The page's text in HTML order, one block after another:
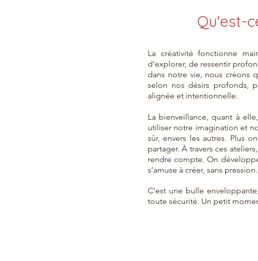
Qu'est-
La créativité fonctionne
d’explorer, de ressentir
dans notre vie, nous créons
selon nos désirs profonds,
alignée et intentionnelle.
La bienveillance, quant à
utiliser notre imagination et
sûr, envers les autres. Plus
partager. À travers ces
rendre compte. On
s’amuse à créer, sans pression.
C’est une bulle
toute sécurité. Un petit